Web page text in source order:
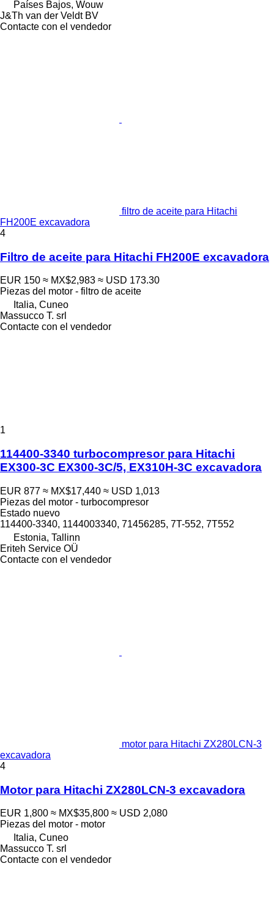
Países Bajos, Wouw
J&Th van der Veldt BV
Contacte con el vendedor
filtro de aceite para Hitachi
FH200E excavadora
4
Filtro de aceite para Hitachi FH200E excavadora
EUR 150 ≈ MX$2,983 ≈ USD 173.30
Piezas del motor - filtro de aceite
Italia, Cuneo
Massucco T. srl
Contacte con el vendedor
1
114400-3340 turbocompresor para Hitachi
EX300-3C EX300-3C/5, EX310H-3C excavadora
EUR 877 ≈ MX$17,440 ≈ USD 1,013
Piezas del motor - turbocompresor
Estado nuevo
114400-3340, 1144003340, 71456285, 7T-552, 7T552
Estonia, Tallinn
Eriteh Service OÜ
Contacte con el vendedor
motor para Hitachi ZX280LCN-3
excavadora
4
Motor para Hitachi ZX280LCN-3 excavadora
EUR 1,800 ≈ MX$35,800 ≈ USD 2,080
Piezas del motor - motor
Italia, Cuneo
Massucco T. srl
Contacte con el vendedor